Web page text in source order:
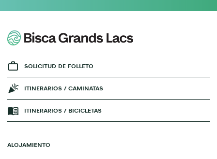
SOLICITUD DE FOLLETO
ITINERARIOS / CAMINATAS
ITINERARIOS / BICICLETAS
ALOJAMIENTO